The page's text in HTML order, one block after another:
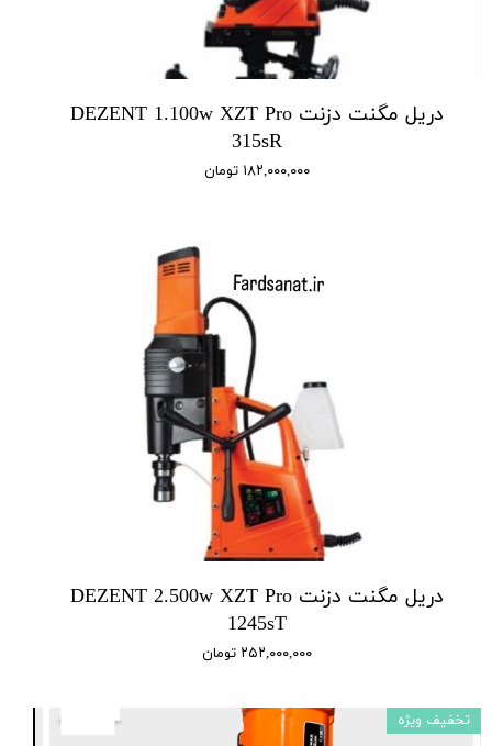
دریل مگنت دزنت DEZENT 1.100w XZT Pro
315sR
۱۸۲,۰۰۰,۰۰۰ تومان
دریل مگنت دزنت DEZENT 2.500w XZT Pro
1245sT
۲۵۲,۰۰۰,۰۰۰ تومان
تخفیف ویژه